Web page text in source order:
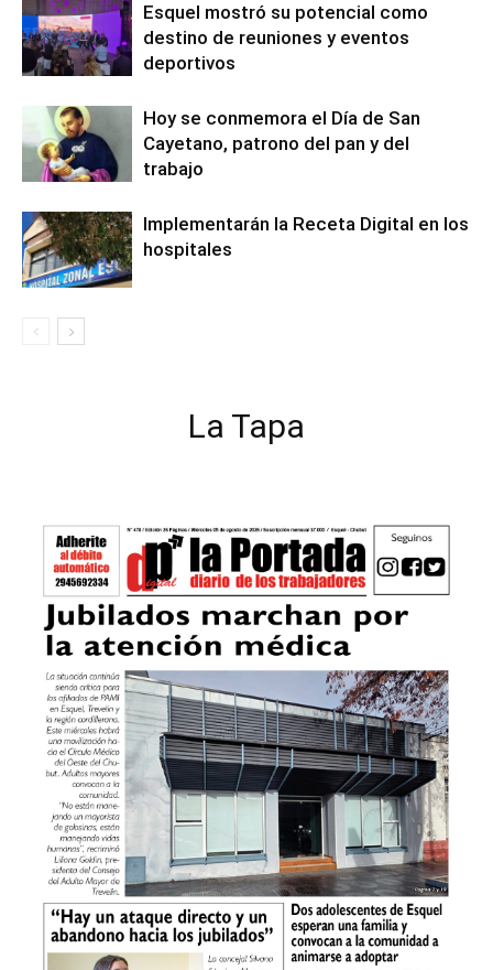
Esquel mostró su potencial como
destino de reuniones y eventos
deportivos
Hoy se conmemora el Día de San
Cayetano, patrono del pan y del
trabajo
Implementarán la Receta Digital en los
hospitales
La Tapa